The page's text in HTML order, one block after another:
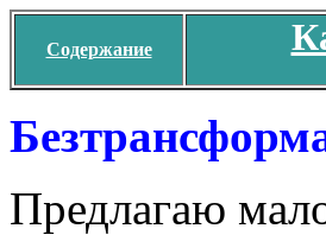
Содержание
Предлагаю